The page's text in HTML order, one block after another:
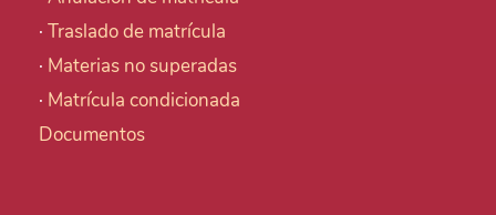
· Traslado de matrícula
· Materias no superadas
· Matrícula condicionada
Documentos